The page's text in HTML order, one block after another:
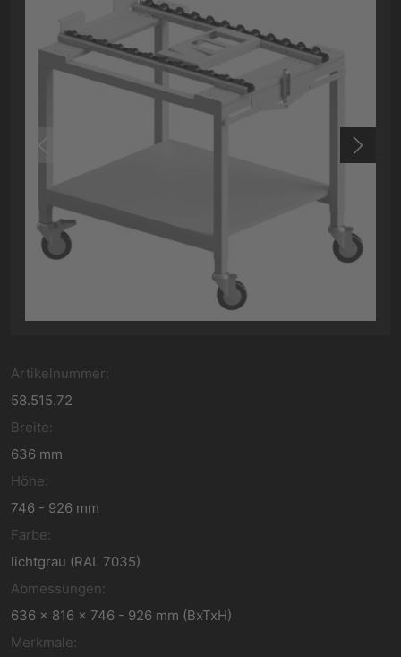
Artikelnummer:
58.515.72
Breite:
636 mm
Höhe:
746 - 926 mm
Farbe:
lichtgrau (RAL 7035)
Abmessungen:
636 x 816 x 746 - 926 mm (BxTxH)
Merkmale: